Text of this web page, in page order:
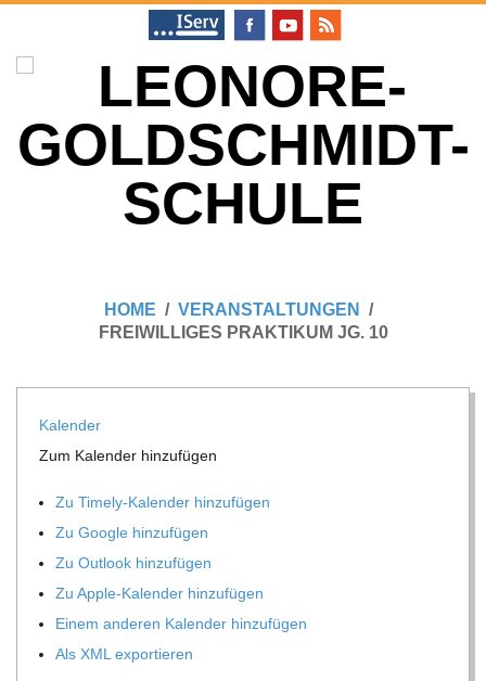
content
N
O
R
E
HOME
VERANSTALTUNGEN
FREIWILLIGES PRAKTIKUM JG. 10
Kalen­der
Zum Kalen­der hinzufügen
Zu Timely-Kalen­der hinzufügen
Zu Google hinzufügen
Zu Out­look hinzufügen
Zu Apple-Kalen­der hinzufügen
Einem ande­ren Kalen­der hinzufügen
Als XML exportieren